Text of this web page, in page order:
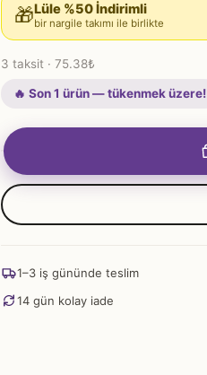
🎁Lüle %50 İndirimli
bir nargile takımı ile birlikte
3 taksit · 75.38₺
🔥 Son 1 ürün — tükenmek üzere!
Elma
Samsaris
adet
1–3 iş gününde teslim
14 gün kolay iade